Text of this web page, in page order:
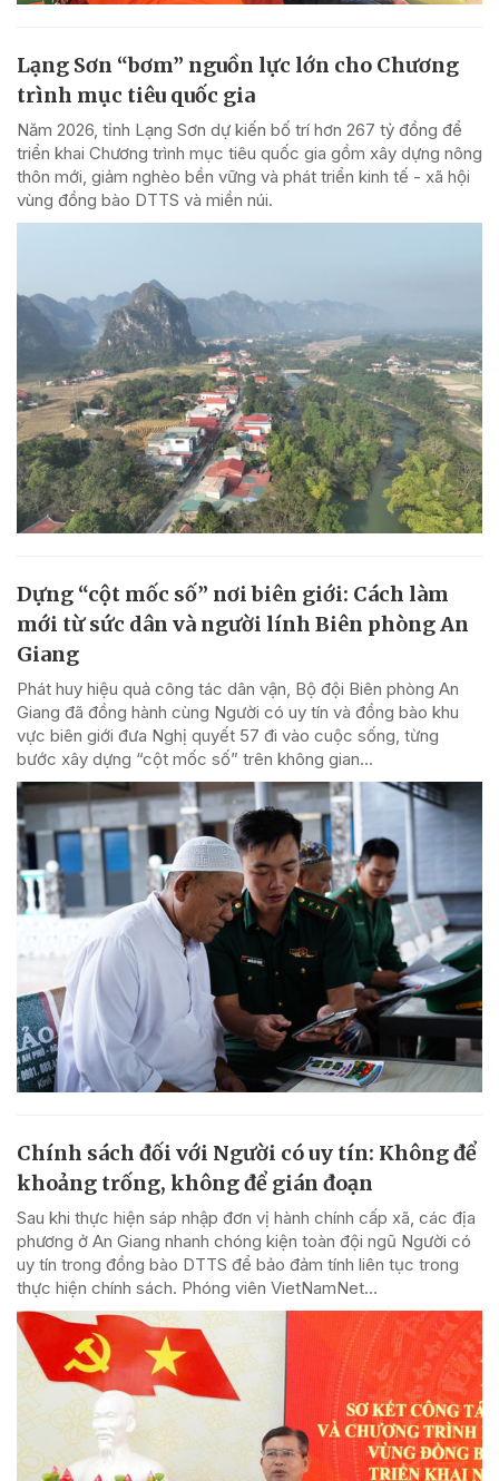
Lạng Sơn “bơm” nguồn lực lớn cho Chương
trình mục tiêu quốc gia
Năm 2026, tỉnh Lạng Sơn dự kiến bố trí hơn 267 tỷ đồng để
triển khai Chương trình mục tiêu quốc gia gồm xây dựng nông
thôn mới, giảm nghèo bền vững và phát triển kinh tế - xã hội
vùng đồng bào DTTS và miền núi.
Dựng “cột mốc số” nơi biên giới: Cách làm
mới từ sức dân và người lính Biên phòng An
Giang
Phát huy hiệu quả công tác dân vận, Bộ đội Biên phòng An
Giang đã đồng hành cùng Người có uy tín và đồng bào khu
vực biên giới đưa Nghị quyết 57 đi vào cuộc sống, từng
bước xây dựng “cột mốc số” trên không gian...
Chính sách đối với Người có uy tín: Không để
khoảng trống, không để gián đoạn
Sau khi thực hiện sáp nhập đơn vị hành chính cấp xã, các địa
phương ở An Giang nhanh chóng kiện toàn đội ngũ Người có
uy tín trong đồng bào DTTS để bảo đảm tính liên tục trong
thực hiện chính sách. Phóng viên VietNamNet...